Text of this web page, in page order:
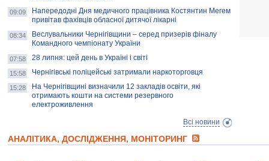
09:09
Напередодні Дня медичного працівника Костянтин Мегем
привітав фахівців обласної дитячої лікарні
08:34
Веслувальники Чернігівщини – серед призерів фіналу
Командного чемпіонату України
07:58 28 липня: цей день в Україні і світі
15:58 Чернігівські поліцейські затримали наркоторговця
15:28
На Чернігівщині визначили 12 закладів освіти, які
отримають кошти на системи резервного
електроживлення
Всі новини
АНАЛІТИКА, ДОСЛІДЖЕННЯ, МОНІТОРИНГ